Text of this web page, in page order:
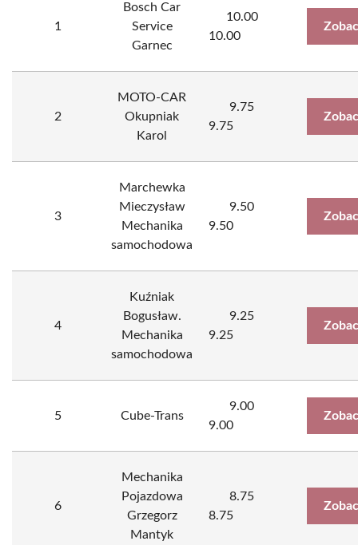
1
Bosch Car
Service
Garnec
10.00
10.00
2
MOTO-CAR
Okupniak
Karol
9.75
9.75
3
Marchewka
Mieczysław
Mechanika
samochodowa
9.50
9.50
4
Kuźniak
Bogusław.
Mechanika
samochodowa
9.25
9.25
5 Cube-Trans
9.00
9.00
6
Mechanika
Pojazdowa
Grzegorz
Mantyk
8.75
8.75